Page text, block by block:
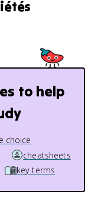
to help
choice
cheatsheets
key terms